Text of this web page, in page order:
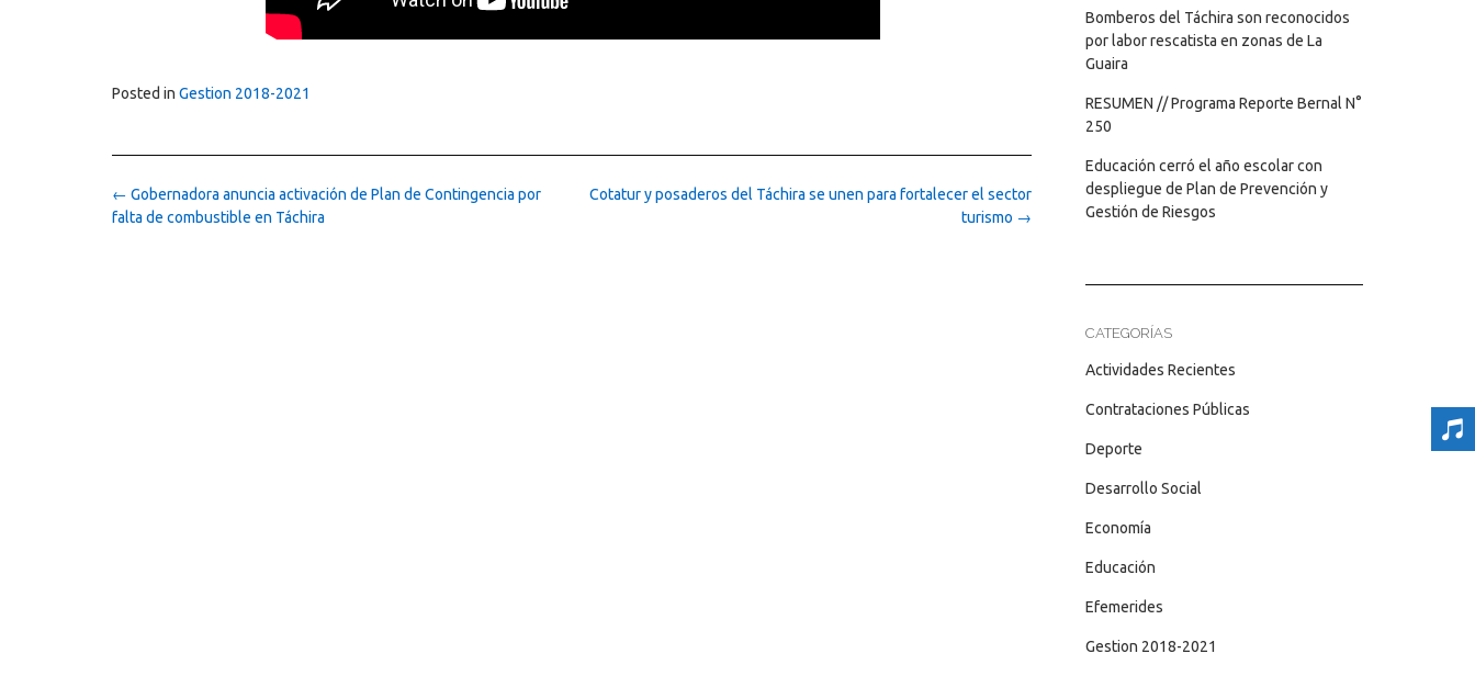
Posted in Gestion 2018-2021
Post
navigation
Cotatur y posaderos del Táchira se unen para fortalecer el sector
turismo →
← Gobernadora anuncia activación de Plan de Contingencia por
falta de combustible en Táchira
Bomberos del Táchira son reconocidos
por labor rescatista en zonas de La
Guaira
RESUMEN // Programa Reporte Bernal N°
250
Educación cerró el año escolar con
despliegue de Plan de Prevención y
Gestión de Riesgos
CATEGORÍAS
Actividades Recientes
Contrataciones Públicas
Deporte
Desarrollo Social
Economía
Educación
Efemerides
Gestion 2018-2021